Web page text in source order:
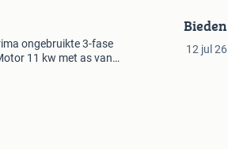
ongebruikte 3-fase
11 kw met as van
Bieden
12 jul 26